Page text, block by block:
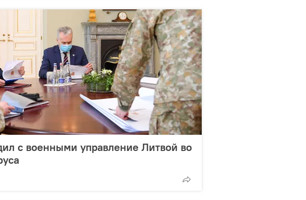
с военными управление Литвой во